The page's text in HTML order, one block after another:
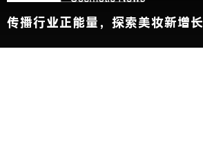
传播行业正能量，探索美妆新增长